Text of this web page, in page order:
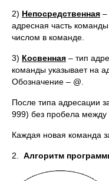
2) Непосредственная –
адресная часть
числом в команде.
3) Косвенная – тип
команды указывает на
Обозначение – @.
После типа адресации
999) без пробела между
Каждая новая команда
2. Алгоритм